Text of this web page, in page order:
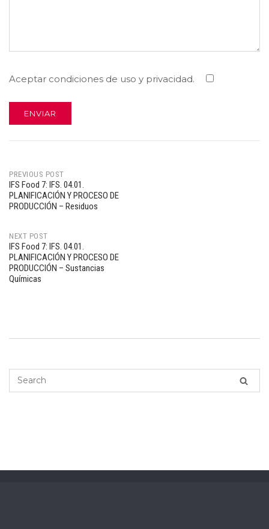
Aceptar condiciones de uso y privacidad.
Post
PREVIOUS POST
IFS Food 7: IFS. 04.01.
PLANIFICACIÓN Y PROCESO DE
PRODUCCIÓN – Residuos
NEXT POST
IFS Food 7: IFS. 04.01.
PLANIFICACIÓN Y PROCESO DE
PRODUCCIÓN – Sustancias
Químicas